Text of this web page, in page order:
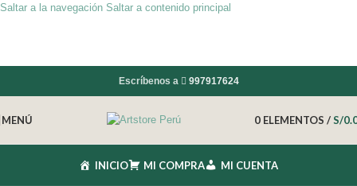
Saltar a la navegación Saltar a contenido principal
Escríbenos a 997917624
MENÚ 0 ELEMENTOS /S/
INICIO MI COMPRA MI CUENTA